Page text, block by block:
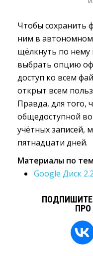
Чтобы сохранить
ним в
щёлкнуть по
выбрать опцию
доступ ко всем
открыт всем
Правда, для того,
общедоступной во
учётных записей,
пятнадцати дней.
Материалы по
Google Диск
ПРО